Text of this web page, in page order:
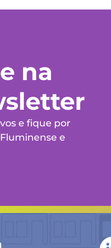
na
e fique por
e